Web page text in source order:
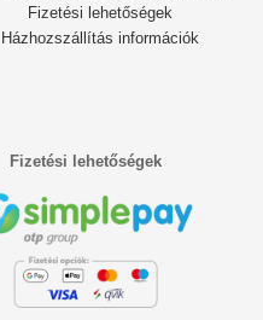
Fizetési lehetőségek
Házhozszállítás információk
Fizetési lehetőségek